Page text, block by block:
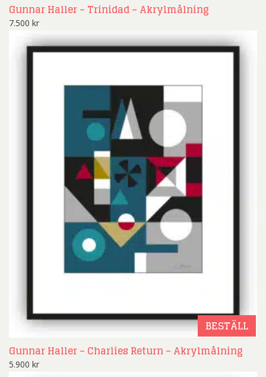
Gunnar Haller – Trinidad – Akrylmålning
7.500 kr
BESTÄLL
Gunnar Haller – Charlies Return – Akrylmålning
5.900 kr